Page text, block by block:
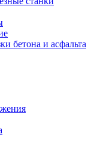
бетона и асфальта